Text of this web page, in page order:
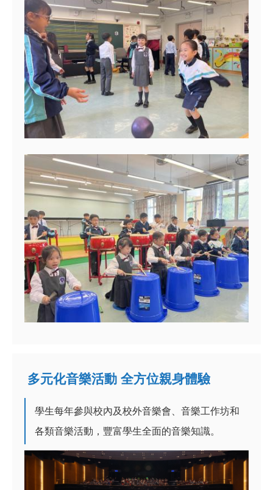
多元化音樂活動 全方位親身體驗
學生每年參與校內及校外音樂會、 音樂工作坊和
各類音樂活動，豐富學生全面的音樂知識。